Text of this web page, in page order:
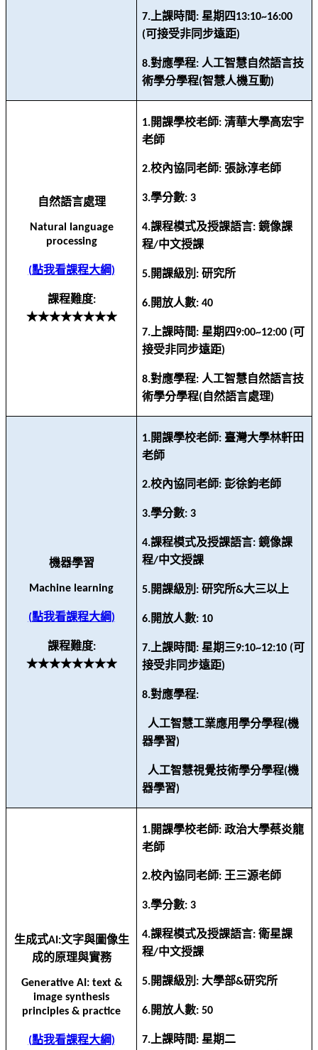
7. 上課時間:星期四13:10~16:00
(可接受非同步遠距)
8.對應學程:人工智慧自然語言技
術學分學程(智慧人機互動)
自然語言處理
Natural language
processing
(點我看課程大綱)
課程難度:
★★★★★★★★
1.開課學校老師:清華大學高宏宇
老師
2.校內協同老師: 張詠淳老師
3.學分數: 3
4.課程模式及授課語言:鏡像課
程/中文授課
5.開課級別 :研究所
6.開放人數: 40
7. 上課時間:星期四9:00~12:00 (可
接受非同步遠距)
8.對應學程:人工智慧自然語言技
術學分學程( 自然語言處理)
機器學習
Machine learning
(點我看課程大綱)
課程難度:
★★★★★★★★
1.開課學校老師: 臺灣大學林軒田
老師
2.校內協同老師: 彭徐鈞老師
3.學分數: 3
4.課程模式及授課語言:鏡像課
程/中文授課
5.開課級別 :研究所&大三以上
6.開放人數: 10
7. 上課時間:星期三9:10~12:10 (可
接受非同步遠距)
8.對應學程:
人工智慧工業應用學分學程(機
器學習)
人工智慧視覺技術學分學程(機
器學習)
生成式AI:文字與圖像生
成的原理與實務
Generative AI: text &
image synthesis
principles & practice
(點我看課程大綱)
1.開課學校老師:政治大學蔡炎龍
老師
2.校內協同老師:王三源老師
3.學分數: 3
4.課程模式及授課語言:衛星課
程/中文授課
5.開課級別 : 大學部&研究所
6.開放人數: 50
7. 上課時間:星期二